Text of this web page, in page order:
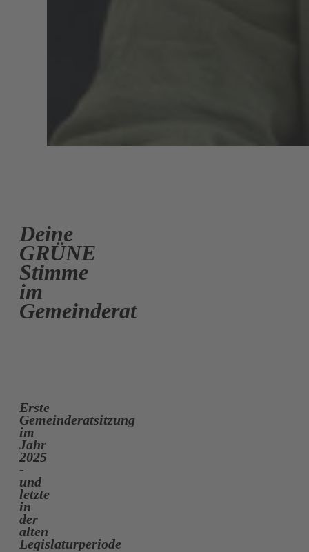
Deine
GRÜNE
Stimme
im
Gemeinderat
Erste
Gemeinderatsitzung
im
Jahr
2025
-
und
letzte
in
der
alten
Legislaturperiode